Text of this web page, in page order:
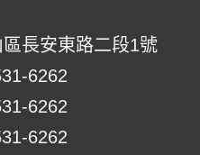
長安東路二段1號
6262
6262
6262